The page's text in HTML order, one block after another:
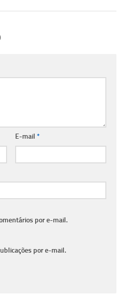
E-mail *
por e-mail.
por e-mail.